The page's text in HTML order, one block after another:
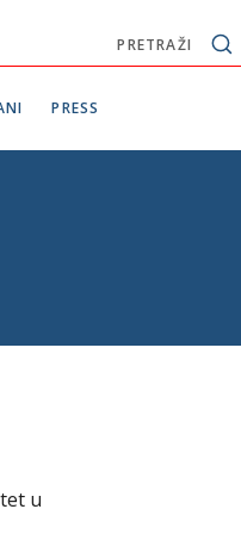
PRETRAŽI
PRESS
u